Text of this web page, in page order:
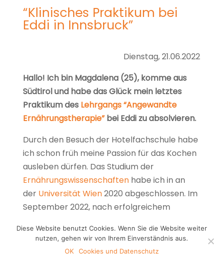
“Klinisches Praktikum bei
Eddi in Innsbruck”
Dienstag, 21.06.2022
Hallo! Ich bin Magdalena (25), komme aus
Südtirol und habe das Glück mein letztes
Praktikum des Lehrgangs “Angewandte
Ernährungstherapie”bei Eddi zu absolvieren.
Durch den Besuch der Hotelfachschule habe
ich schon früh meine Passion für das Kochen
ausleben dürfen. Das Studium der
Ernährungswissenschaftenhabe ich in an
der Universität Wien2020 abgeschlossen. Im
September 2022, nach erfolgreichem
langersehnte Berufsberechtigung zur
Diese Website benutzt Cookies. Wenn Sie die Website weiter
nutzen, gehen wir von Ihrem Einverständnis aus.
OK
Cookies und Datenschutz